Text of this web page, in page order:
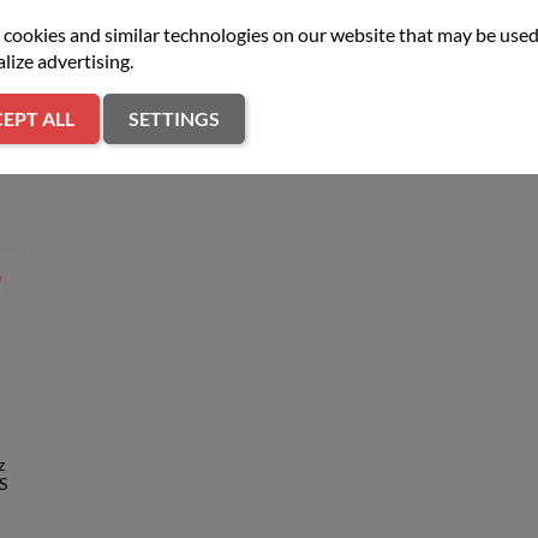
cookies and similar technologies on our website that may be
advertising.
ALL SETTINGS